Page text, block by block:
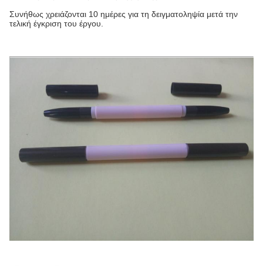
Συνήθως χρειάζονται 10 ημέρες για τη δειγματοληψία μετά την
τελική έγκριση του έργου.